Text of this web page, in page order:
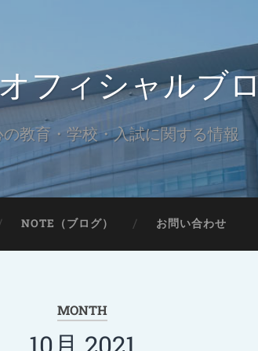
フィシャルブ
教育・学校・入試に関する情報
NOTE（ブログ） お問い合わせ
MONTH